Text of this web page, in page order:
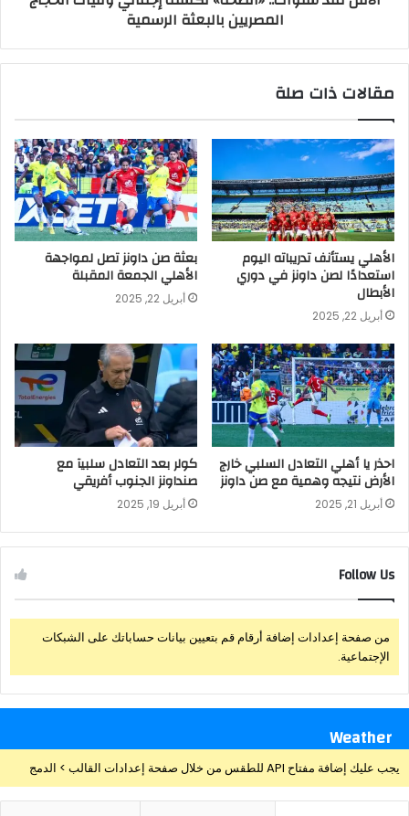
المصريين بالبعثة الرسمية
مقالات ذات صلة
الأهلي يستأنف تدريباته اليوم
استعدادًا لصن داونز في دوري
الأبطال
أبريل 22, 2025
بعثة صن داونز تصل لمواجهة
الأهلي الجمعة المقبلة
أبريل 22, 2025
احذر يا أهلي التعادل السلبي خارج
الأرض نتيجه وهمية مع صن داونز
أبريل 21, 2025
كولر بعد التعادل سلبيآ مع
صنداونز الجنوب أفريقي
أبريل 19, 2025
Follow Us
من صفحة إعدادات إضافة أرقام قم بتعيين بيانات حساباتك على الشبكات
الإجتماعية.
Weather
يجب عليك إضافة مفتاح API للطقس من خلال صفحة إعدادات القالب > الدمج